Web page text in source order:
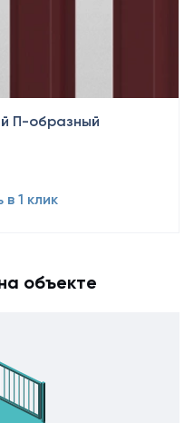
П-образный
в 1 клик
объекте